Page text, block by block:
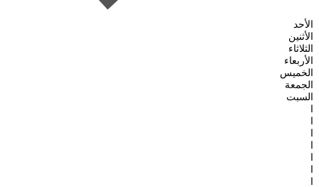
الأحد
الأثنين
الثلاثاء
الأربعاء
الخميس
الجمعة
السبت